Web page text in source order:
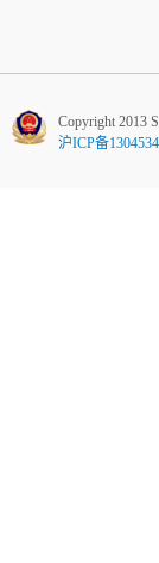
Copyright 2013
沪ICP备